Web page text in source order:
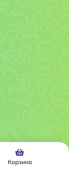
Корзина